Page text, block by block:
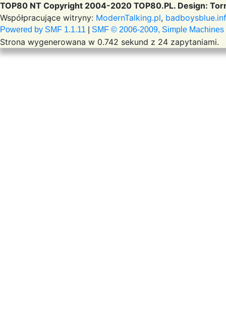
TOP80 NT Copyright 2004-2020 TOP80.PL. Design:
Współpracujące witryny: ModernTalking.pl,
Powered by SMF 1.1.11 SMF © 2006-2009, Simple Machines
Strona wygenerowana w 0.742 sekund z 24 zapytaniami.